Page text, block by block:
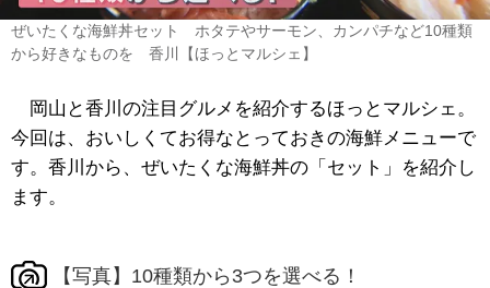
ぜいたくな海鮮丼セット ホタテやサーモン、カンパチなど10種類
から好きなものを 香川【ほっとマルシェ】
岡山と香川の注目グルメを紹介するほっとマルシェ。
今回は、おいしくてお得なとっておきの海鮮メニューで
す。香川から、ぜいたくな海鮮丼の「セット」を紹介し
ます。
【写真】10種類から3つを選べる！